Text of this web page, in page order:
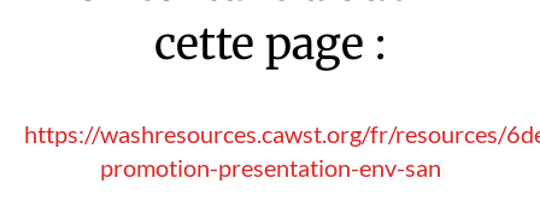
cette page :
https://washresources.cawst.org/fr/resources/
promotion-presentation-env-san